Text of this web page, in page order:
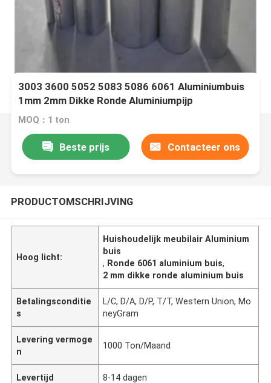
3003 3600 5052 5083 5086 6061 Aluminiumbuis
1mm 2mm Dikke Ronde Aluminiumpijp
MOQ：1 ton
Beste prijs Contacteer ons
PRODUCTOMSCHRIJVING
Hoog licht:
Huishoudelijk meubilair Aluminium
buis
, Ronde 6061 aluminium buis,
2 mm dikke ronde aluminium buis
Betalingsconditie
s
L/C, D/A, D/P, T/T, Western Union, Mo
neyGram
Levering vermoge
n
1000 Ton/Maand
Levertijd 8-14 dagen